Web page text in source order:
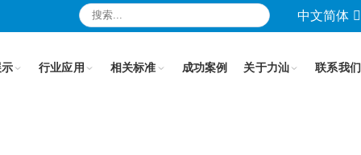
中文简体
行业应用 相关标准 成功案例 关于力汕 联系我们